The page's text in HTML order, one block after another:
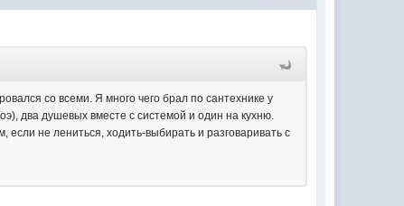
со всеми. Я много чего брал по сантехнике у
два душевых вместе с системой и один на кухню.
не лениться, ходить-выбирать и разговаривать с